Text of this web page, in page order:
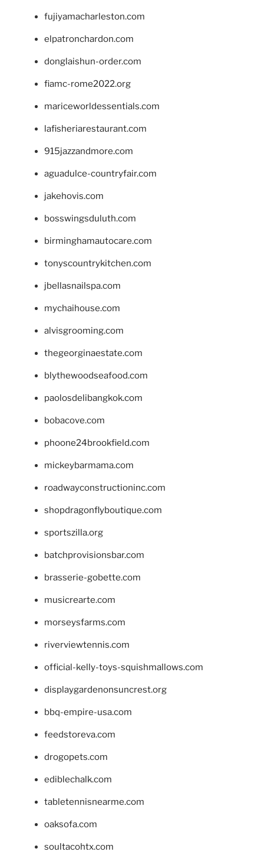
fujiyamacharleston.com
elpatronchardon.com
donglaishun-order.com
fiamc-rome2022.org
mariceworldessentials.com
lafisheriarestaurant.com
915jazzandmore.com
aguadulce-countryfair.com
jakehovis.com
bosswingsduluth.com
birminghamautocare.com
tonyscountrykitchen.com
jbellasnailspa.com
mychaihouse.com
alvisgrooming.com
thegeorginaestate.com
blythewoodseafood.com
paolosdelibangkok.com
bobacove.com
phoone24brookfield.com
mickeybarmama.com
roadwayconstructioninc.com
shopdragonflyboutique.com
sportszilla.org
batchprovisionsbar.com
brasserie-gobette.com
musicrearte.com
morseysfarms.com
riverviewtennis.com
official-kelly-toys-squishmallows.com
displaygardenonsuncrest.org
bbq-empire-usa.com
feedstoreva.com
drogopets.com
ediblechalk.com
tabletennisnearme.com
oaksofa.com
soultacohtx.com